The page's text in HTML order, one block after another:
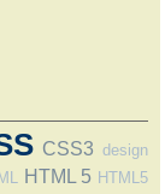
CSS3 design
HTML 5 HTML5